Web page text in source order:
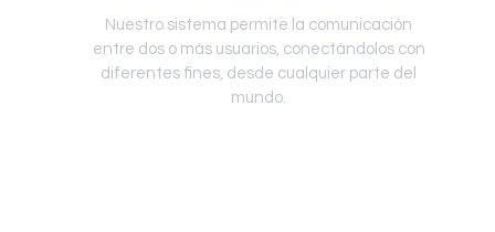
Nuestro sistema permite la comunicación
entre dos o más usuarios, conectándolos con
diferentes fines, desde cualquier parte del
mundo.